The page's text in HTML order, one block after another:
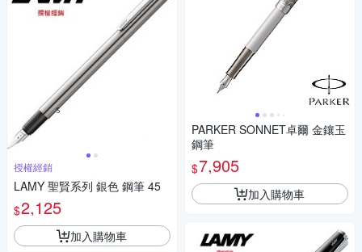
授權經銷
LAMY 聖賢系列 銀色 鋼筆 45
$2,125
加入購物車
PARKER SONNET卓爾 金鑲玉
鋼筆
$7,905
加入購物車